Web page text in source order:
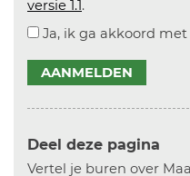
versie 1.1.
Ja, ik ga akkoord
AANMELDEN
Deel deze pagina
Vertel je buren over